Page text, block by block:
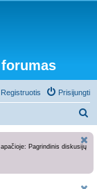
Prisijungti
Registruotis
Pagrindinis diskusijų